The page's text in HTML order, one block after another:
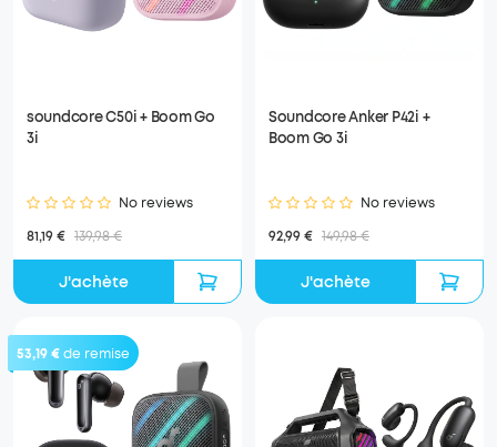
soundcore C50i + Boom Go
3i
No reviews
81,19 € 139,98 €
J'achète
Soundcore Anker P42i +
Boom Go 3i
No reviews
92,99 € 149,98 €
J'achète
53,19 €de remise